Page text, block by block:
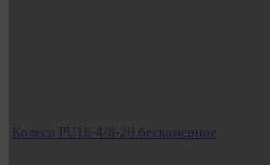
Колесо PU16-4/8-20 бескамерное